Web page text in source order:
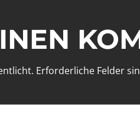
Erforderliche Felder